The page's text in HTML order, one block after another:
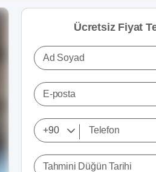
Ücretsiz Fiyat
Ad Soyad
E-posta
Tahmini Düğün Tarihi